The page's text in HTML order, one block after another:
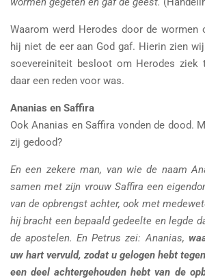
Waarom werd Herodes door de wormen
hij niet de eer aan God gaf. Hierin zien
soevereiniteit besloot om Herodes ziek
daar een reden voor was.
Ananias en Saffira
Ook Ananias en Saffira vonden de dood.
zij gedood?
En een zekere man, van wie de naam
samen met zijn vrouw Saffira een
van de opbrengst achter, ook met
hij bracht een bepaald gedeelte en legde
de apostelen. En Petrus zei: Ananias,
uw hart vervuld, zodat u gelogen hebt
een deel achtergehouden hebt van de